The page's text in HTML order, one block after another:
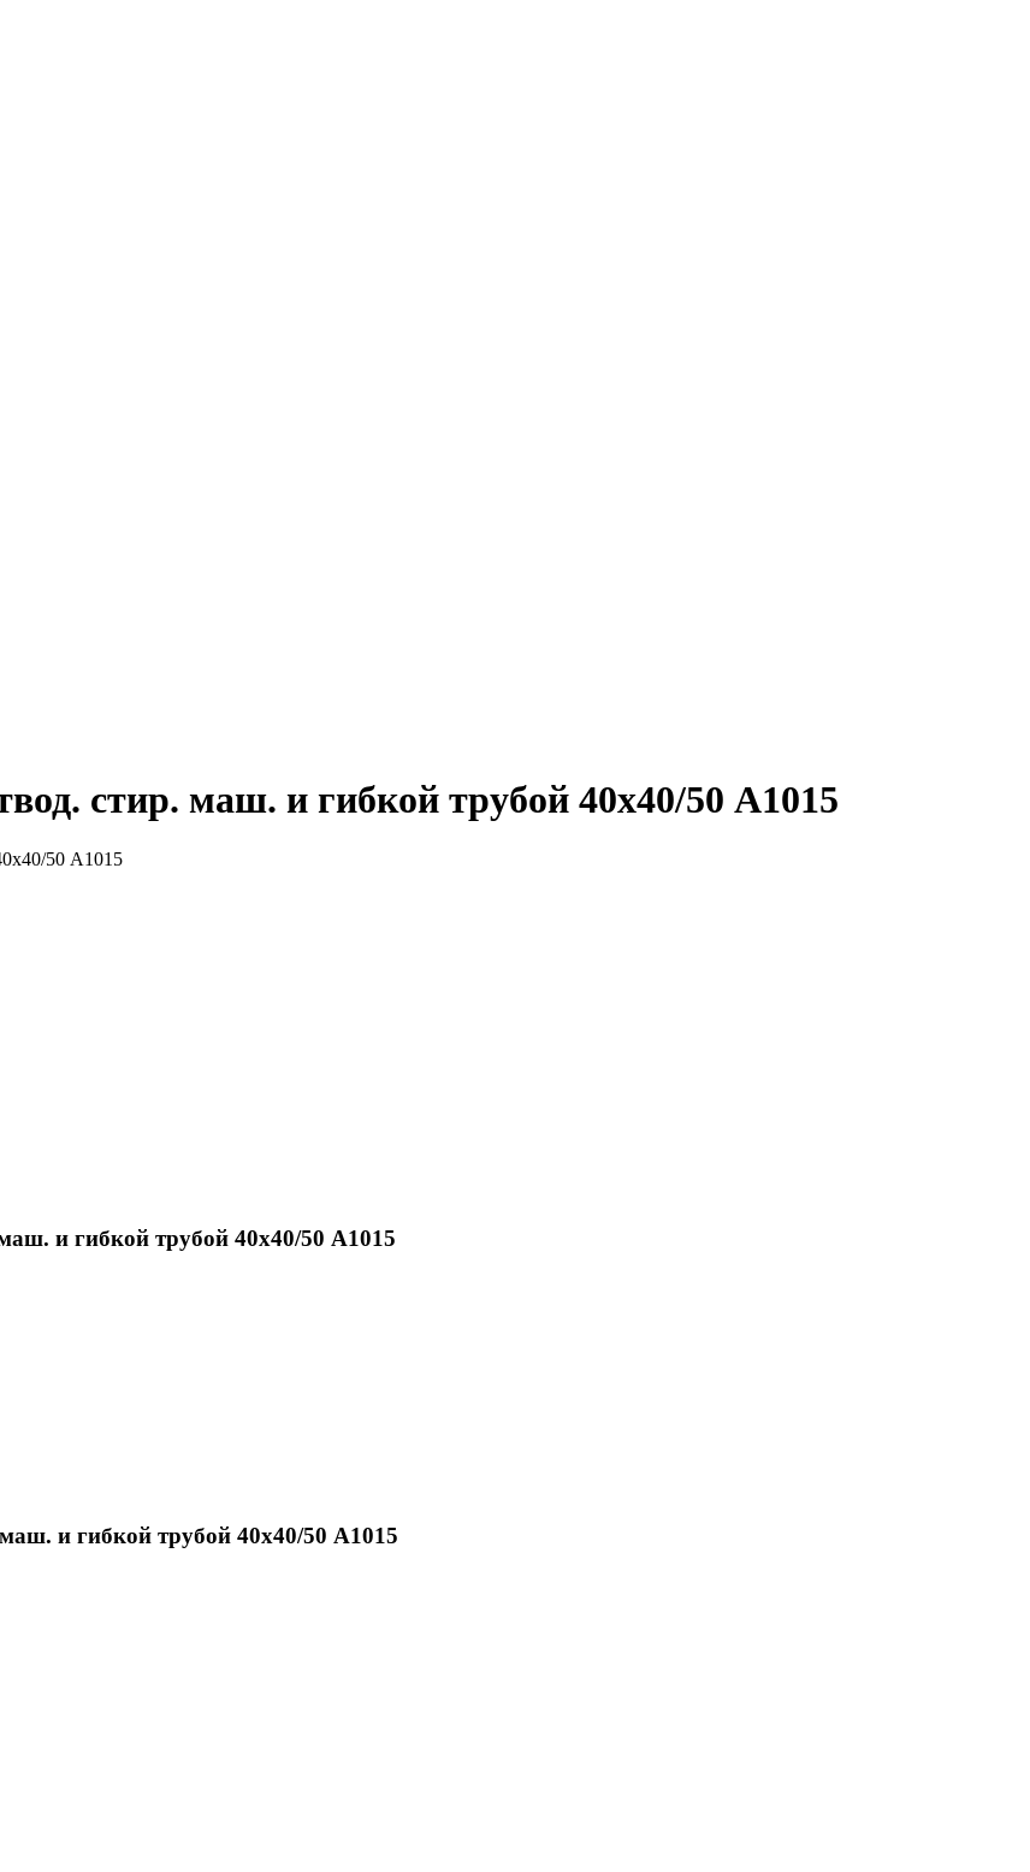
стир. маш. и гибкой трубой 40х40/50 А1015
и гибкой трубой 40х40/50 А1015
и гибкой трубой 40х40/50 А1015